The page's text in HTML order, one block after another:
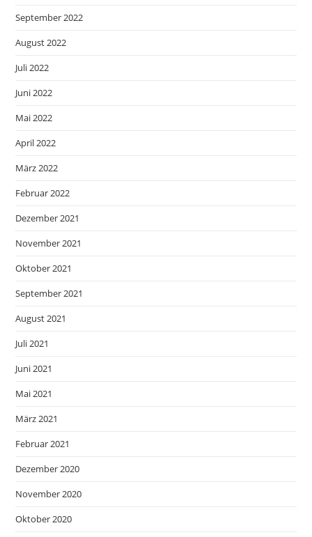
September 2022
August 2022
Juli 2022
Juni 2022
Mai 2022
April 2022
März 2022
Februar 2022
Dezember 2021
November 2021
Oktober 2021
September 2021
August 2021
Juli 2021
Juni 2021
Mai 2021
März 2021
Februar 2021
Dezember 2020
November 2020
Oktober 2020